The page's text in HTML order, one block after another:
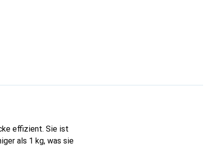
effizient. Sie ist
als 1 kg, was sie